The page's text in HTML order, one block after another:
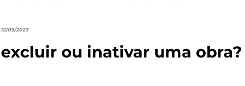
09/2023
ou inativar uma obra?